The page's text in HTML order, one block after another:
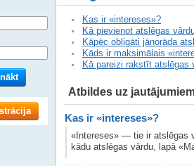
Kas ir «intereses»?
Kā pievienot atslēgas
Kāpēc obligāti jānorāda
Kāds ir maksimālais
Kā pareizi rakstīt atslēgas
Atbildes uz
Kas ir «intereses»?
«Intereses» — tie ir atslēgas
kādu atslēgas vārdu, lapā